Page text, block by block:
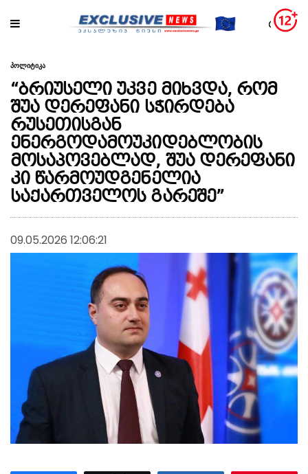
პოლიტიკა
“ბრიუსელი უკვე მიხვდა, რომ
შუა დერეფანი სჭირდება
რუსეთისგან
ენერგოდამოუკიდებლობის
მოსაპოვებლად, შუა დერეფანი
კი წარმოუდგენელია
საქართველოს გარეშე”
09.05.2026 12:06:21